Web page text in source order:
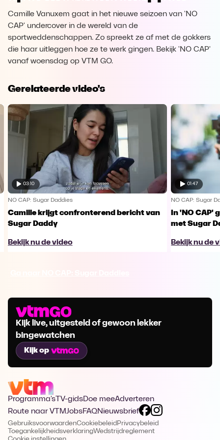
Camille Vanuxem gaat in het nieuwe seizoen van 'NO
CAP' undercover in de wereld van de
sportweddenschappen. Zo spreekt ze af met de gokkers
die haar uitleggen hoe ze te werk gingen. Bekijk 'NO CAP'
vanaf woensdag op VTM GO.
Gerelateerde video's
03:10
NO CAP: Sugar Daddies
Camille krijgt confronterend bericht van
Sugar Daddy
Bekijk nu de video
01:47
NO CAP: Sugar
In 'NO CAP'
met Sugar
Bekijk nu de
Kijk live, uitgesteld of gewoon lekker
bingewatchen
Kijk op
Programma's TV-gidsDoe meeAdverteren
Route naar VTMJobsFAQNieuwsbrief
GebruiksvoorwaardenCookiebeleid Privacybeleid
ToegankelijkheidsverklaringWedstrijdreglement